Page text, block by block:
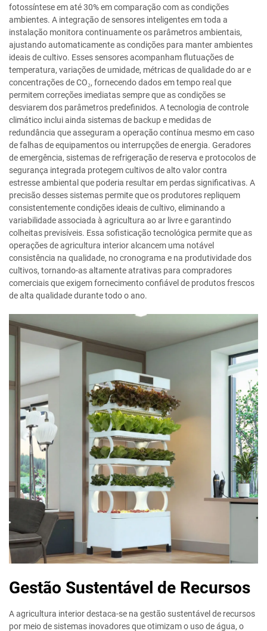
fotossíntese em até 30% em comparação com as condições
ambientes. A integração de sensores inteligentes em toda a
instalação monitora continuamente os parâmetros ambientais,
ajustando automaticamente as condições para manter ambientes
ideais de cultivo. Esses sensores acompanham flutuações de
temperatura, variações de umidade, métricas de qualidade do ar e
concentrações de CO₂, fornecendo dados em tempo real que
permitem correções imediatas sempre que as condições se
desviarem dos parâmetros predefinidos. A tecnologia de controle
climático inclui ainda sistemas de backup e medidas de
redundância que asseguram a operação contínua mesmo em caso
de falhas de equipamentos ou interrupções de energia. Geradores
de emergência, sistemas de refrigeração de reserva e protocolos de
segurança integrada protegem cultivos de alto valor contra
estresse ambiental que poderia resultar em perdas significativas. A
precisão desses sistemas permite que os produtores repliquem
consistentemente condições ideais de cultivo, eliminando a
variabilidade associada à agricultura ao ar livre e garantindo
colheitas previsíveis. Essa sofisticação tecnológica permite que as
operações de agricultura interior alcancem uma notável
consistência na qualidade, no cronograma e na produtividade dos
cultivos, tornando-as altamente atrativas para compradores
comerciais que exigem fornecimento confiável de produtos frescos
de alta qualidade durante todo o ano.
Gestão Sustentável de Recursos
A agricultura interior destaca-se na gestão sustentável de recursos
por meio de sistemas inovadores que otimizam o uso de água, o